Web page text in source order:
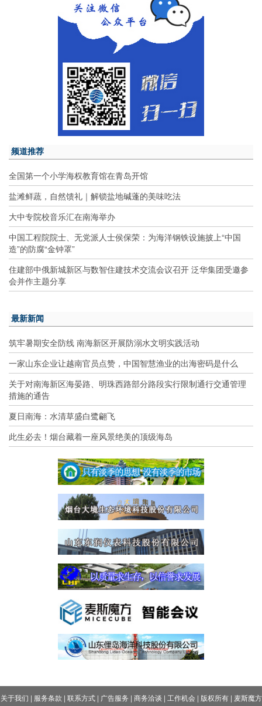
频道推荐
全国第一个小学海权教育馆在青岛开馆
盐滩鲜蔬，自然馈礼｜解锁盐地碱蓬的美味吃法
大中专院校音乐汇在南海举办
中国工程院院士、无党派人士侯保荣：为海洋钢铁设施披上“中国
造”的防腐“金钟罩”
住建部中俄新城新区与数智住建技术交流会议召开 泛华集团受邀参
会并作主题分享
最新新闻
筑牢暑期安全防线 南海新区开展防溺水文明实践活动
一家山东企业让越南官员点赞，中国智慧渔业的出海密码是什么
关于对南海新区海晏路、明珠西路部分路段实行限制通行交通管理
措施的通告
夏日南海：水清草盛白鹭翩飞
此生必去！烟台藏着一座风景绝美的顶级海岛
关于我们 | 服务条款 | 联系方式| 广告服务 | 商务洽谈 | 工作机会| 版权所有| 麦斯魔方